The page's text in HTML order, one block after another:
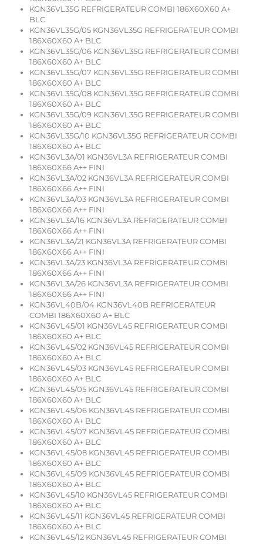
KGN36VL35G REFRIGERATEUR COMBI 186X60X60 A+
BLC
KGN36VL35G/05 KGN36VL35G REFRIGERATEUR COMBI
186X60X60 A+ BLC
KGN36VL35G/06 KGN36VL35G REFRIGERATEUR COMBI
186X60X60 A+ BLC
KGN36VL35G/07 KGN36VL35G REFRIGERATEUR COMBI
186X60X60 A+ BLC
KGN36VL35G/08 KGN36VL35G REFRIGERATEUR COMBI
186X60X60 A+ BLC
KGN36VL35G/09 KGN36VL35G REFRIGERATEUR COMBI
186X60X60 A+ BLC
KGN36VL35G/10 KGN36VL35G REFRIGERATEUR COMBI
186X60X60 A+ BLC
KGN36VL3A/01 KGN36VL3A REFRIGERATEUR COMBI
186X60X66 A++ FINI
KGN36VL3A/02 KGN36VL3A REFRIGERATEUR COMBI
186X60X66 A++ FINI
KGN36VL3A/03 KGN36VL3A REFRIGERATEUR COMBI
186X60X66 A++ FINI
KGN36VL3A/16 KGN36VL3A REFRIGERATEUR COMBI
186X60X66 A++ FINI
KGN36VL3A/21 KGN36VL3A REFRIGERATEUR COMBI
186X60X66 A++ FINI
KGN36VL3A/23 KGN36VL3A REFRIGERATEUR COMBI
186X60X66 A++ FINI
KGN36VL3A/26 KGN36VL3A REFRIGERATEUR COMBI
186X60X66 A++ FINI
KGN36VL40B/04 KGN36VL40B REFRIGERATEUR
COMBI 186X60X60 A+ BLC
KGN36VL45/01 KGN36VL45 REFRIGERATEUR COMBI
186X60X60 A+ BLC
KGN36VL45/02 KGN36VL45 REFRIGERATEUR COMBI
186X60X60 A+ BLC
KGN36VL45/03 KGN36VL45 REFRIGERATEUR COMBI
186X60X60 A+ BLC
KGN36VL45/05 KGN36VL45 REFRIGERATEUR COMBI
186X60X60 A+ BLC
KGN36VL45/06 KGN36VL45 REFRIGERATEUR COMBI
186X60X60 A+ BLC
KGN36VL45/07 KGN36VL45 REFRIGERATEUR COMBI
186X60X60 A+ BLC
KGN36VL45/08 KGN36VL45 REFRIGERATEUR COMBI
186X60X60 A+ BLC
KGN36VL45/09 KGN36VL45 REFRIGERATEUR COMBI
186X60X60 A+ BLC
KGN36VL45/10 KGN36VL45 REFRIGERATEUR COMBI
186X60X60 A+ BLC
KGN36VL45/11 KGN36VL45 REFRIGERATEUR COMBI
186X60X60 A+ BLC
KGN36VL45/12 KGN36VL45 REFRIGERATEUR COMBI